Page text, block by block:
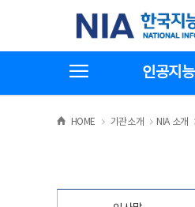
기
한국지능정보사회진흥원
인공지능
HOME >
기관소개 >NIA 소개